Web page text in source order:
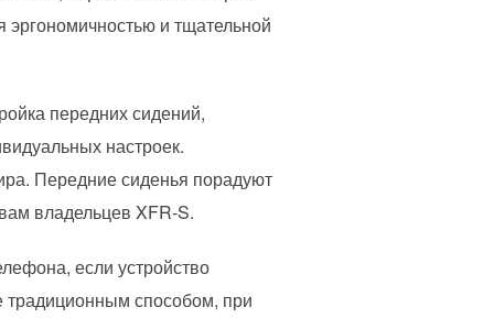
эргономичностью и тщательной
передних сидений,
настроек.
Передние сиденья порадуют
владельцев XFR-S.
если устройство
способом, при